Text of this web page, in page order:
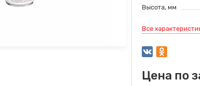
Высота, мм
Все
Цена по